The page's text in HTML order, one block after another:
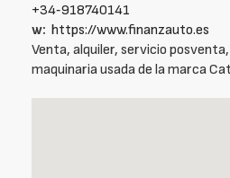
+34‑918740141
w: https://www.finanzauto.es
Venta, alquiler, servicio
maquinaria usada de la marca